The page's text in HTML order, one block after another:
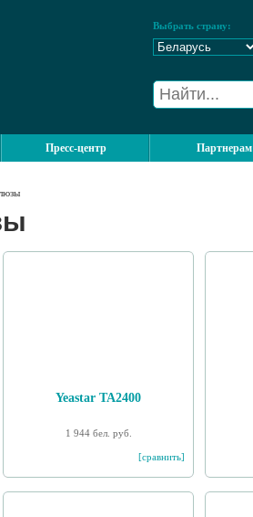
Выбрать страну:
Пресс-центр Партнерам
Yeastar TA2400
1 944 бел. руб.
[сравнить]